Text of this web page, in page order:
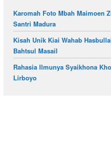
Karomah Foto Mbah Maimoen
Santri Madura
Kisah Unik Kiai Wahab
Bahtsul Masail
Rahasia Ilmunya Syaikhona
Lirboyo